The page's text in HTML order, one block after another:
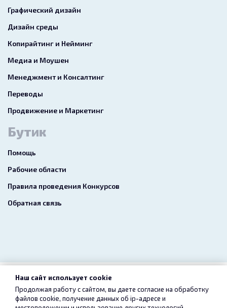
Графический дизайн
Дизайн среды
Копирайтинг и Нейминг
Медиа и Моушен
Менеджмент и Консалтинг
Переводы
Продвижение и Маркетинг
Бутик
Помощь
Рабочие области
Правила проведения Конкурсов
Обратная связь
2026 freelance.boutique
Пользовательское соглашение Конфиденциальность
Наш сайт использует cookie
Продолжая работу с сайтом, вы даете согласие на обработку
файлов cookie, получение данных об ip-адресе и